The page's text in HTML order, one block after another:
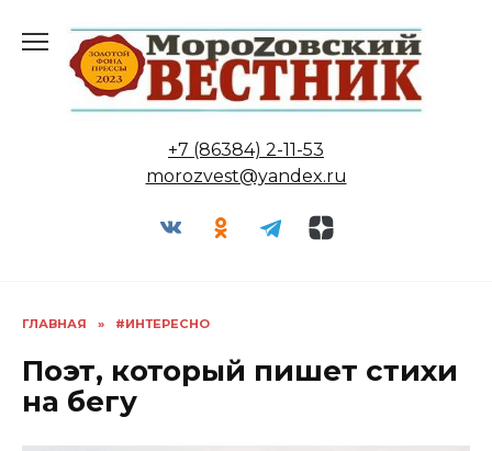
содержанию
+7 (86384) 2-11-53
morozvest@yandex.ru
ГЛАВНАЯ » #ИНТЕРЕСНО
Поэт, который пишет стихи
на бегу